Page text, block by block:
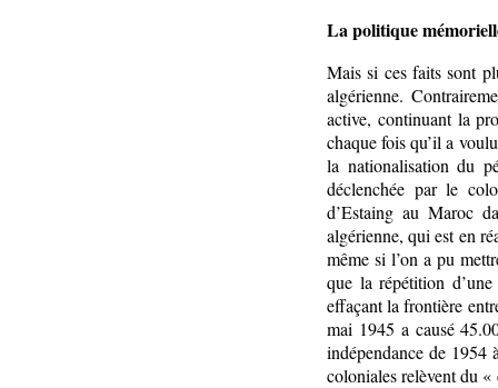
La politique
Mais si ces faits sont
algérienne.
active, continuant la
chaque fois qu’il a
la nationalisation du
déclenchée par le
d’Estaing au Maroc
algérienne, qui est en
même si l’on a pu
que la répétition
effaçant la frontière
mai 1945 a causé
indépendance de 1954
coloniales relèvent du